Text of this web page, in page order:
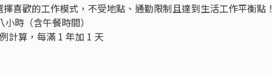
喜歡的工作模式，不受地點、通勤限制且達到生活工作平衡點！
時（含午餐時間）
計算，每滿 1 年加 1 天